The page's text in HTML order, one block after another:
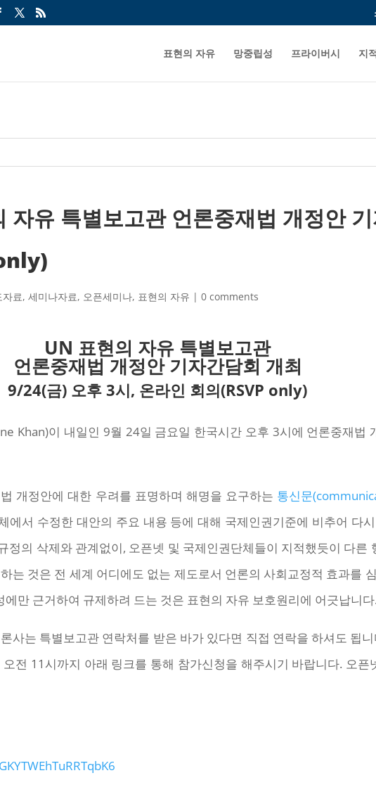
표현의 자유 망중립성 프라이버시 지
유 특별보고관 언론중재법 개정안
료,세미나자료, 오픈세미나, 표현의 자유 |0 comments
UN 표현의 자유 특별보고관
언론중재법 개정안 기자간담회 개최
9/24(금) 오후 3시, 온라인 회의(RSVP only)
Khan)이 내일인 9월 24일 금요일 한국시간 오후 3시에 언론중재법
개정안에 대한 우려를 표명하며 해명을 요구하는 통신문
에서 수정한 대안의 주요 내용 등에 대해 국제인권기준에 비추어 다
정의 삭제와 관계없이, 오픈넷 및 국제인권단체들이 지적했듯이 다른
는 것은 전 세계 어디에도 없는 제도로서 언론의 사회교정적 효과를
만 근거하여 규제하려 드는 것은 표현의 자유 보호원리에 어긋납니다.
사는 특별보고관 연락처를 받은 바가 있다면 직접 연락을 하셔도 됩
전 11시까지 아래 링크를 통해 참가신청을 해주시기 바랍니다. 오픈